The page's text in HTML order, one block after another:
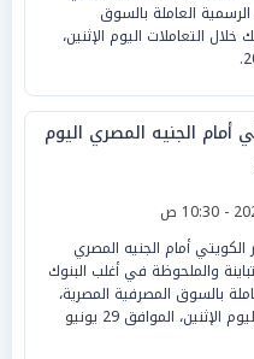
العاملة بالسوق
التعاملات اليوم الإثنين،
أمام الجنيه المصري اليوم
أمام الجنيه المصري
والملحوظة في أغلب البنوك
بالسوق المصرفية المصرية،
وذلك خلال التعاملات اليوم الإثنين، الموافق 29 يونيو